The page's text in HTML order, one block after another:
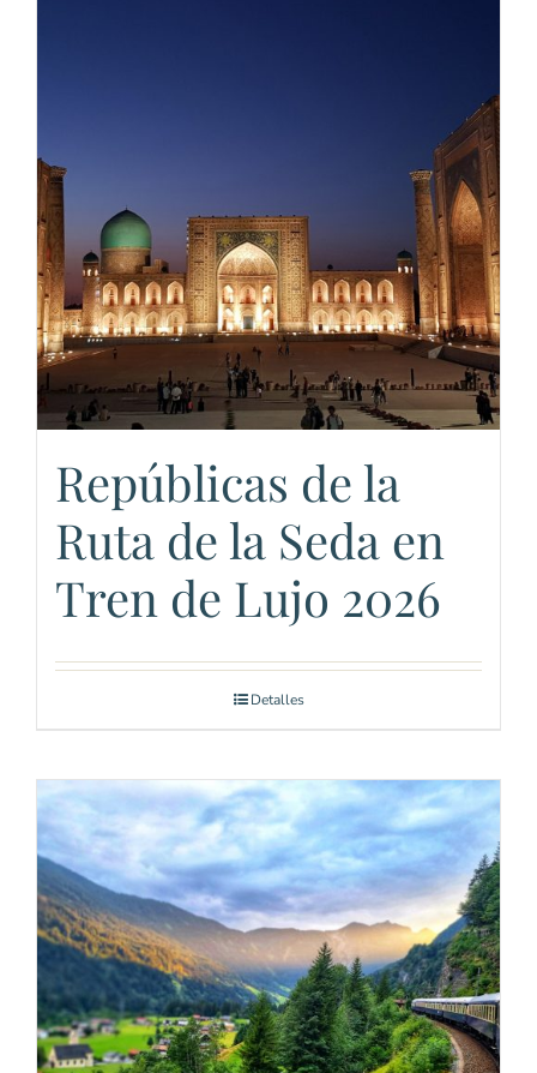
Repúblicas de la
Ruta de la Seda en
Tren de Lujo 2026
Detalles